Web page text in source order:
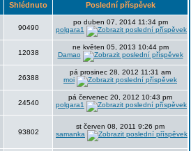
Shlédnuto Poslední příspěvek
90490
po duben 07, 2014 11:34 pm
polgara1
12038
ne květen 05, 2013 10:44 pm
Damao
26388
pá prosinec 28, 2012 11:31 am
moi
24540
pá červenec 20, 2012 10:43 pm
polgara1
93802
st červen 08, 2011 9:26 pm
samanka